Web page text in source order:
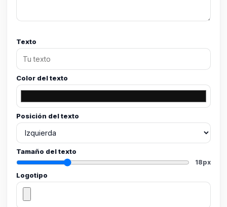
Texto
Color del texto
Posición del texto
Tamaño del texto
18px
Logotipo